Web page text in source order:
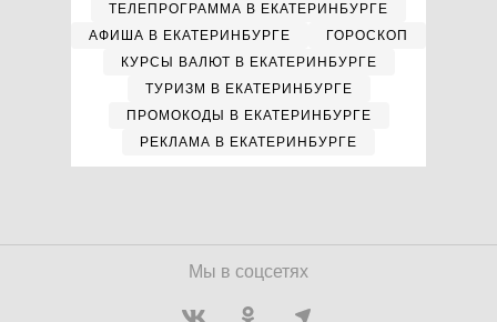
ТЕЛЕПРОГРАММА В ЕКАТЕРИНБУРГЕ
АФИША В ЕКАТЕРИНБУРГЕ
ГОРОСКОП
КУРСЫ ВАЛЮТ В ЕКАТЕРИНБУРГЕ
ТУРИЗМ В ЕКАТЕРИНБУРГЕ
ПРОМОКОДЫ В ЕКАТЕРИНБУРГЕ
РЕКЛАМА В ЕКАТЕРИНБУРГЕ
Мы в соцсетях